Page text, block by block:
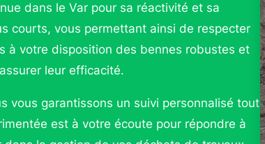
dans le Var pour sa réactivité et sa
courts, vous permettant ainsi de respecter
à votre disposition des bennes robustes et
leur efficacité.
vous garantissons un suivi personnalisé tout
est à votre écoute pour répondre à